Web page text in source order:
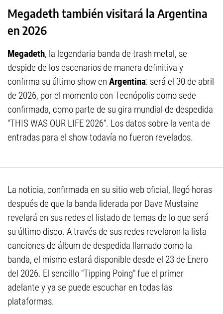
Megadeth también visitará la Argentina
en 2026
Megadeth, la legendaria banda de trash metal, se
despide de los escenarios de manera definitiva y
confirma su último show en Argentina: será el 30 de abril
de 2026, por el momento con Tecnópolis como sede
confirmada, como parte de su gira mundial de despedida
“THIS WAS OUR LIFE 2026”. Los datos sobre la venta de
entradas para el show todavía no fueron revelados.
La noticia, confirmada en su sitio web oficial, llegó horas
después de que la banda liderada por Dave Mustaine
revelará en sus redes el listado de temas de lo que será
su último disco. A través de sus redes revelaron la lista
canciones de álbum de despedida llamado como la
banda, el mismo estará disponible desde el 23 de Enero
del 2026. El sencillo "Tipping Poing" fue el primer
adelante y ya se puede escuchar en todas las
plataformas.